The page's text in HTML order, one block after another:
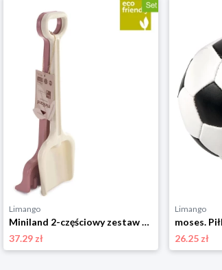
Limango
Miniland 2-częściowy zestaw zabawek w kolorze jasnoróżowo-białym do piasku - 18 m+ rozmiar: onesize
37.29 zł
Limango
26.25 zł